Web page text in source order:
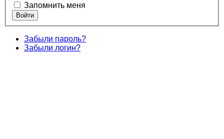
Запомнить меня
Забыли пароль?
Забыли логин?